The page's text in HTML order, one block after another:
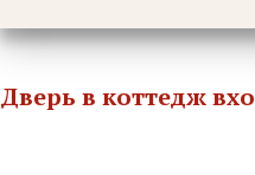
Дверь в коттедж